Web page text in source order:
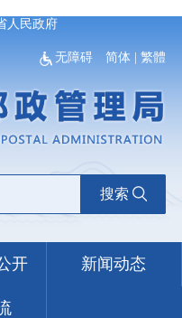
人民政府
无障碍 简体 |繁體
搜索
开 新闻动态